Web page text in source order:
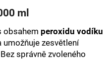
ml
obsahem peroxidu vodíku
umožňuje zesvětlení
správně zvoleného